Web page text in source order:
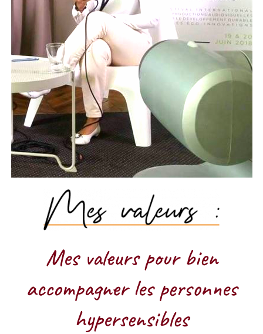
Mes valeurs pour bien
accompagner les personnes
hypersensibles